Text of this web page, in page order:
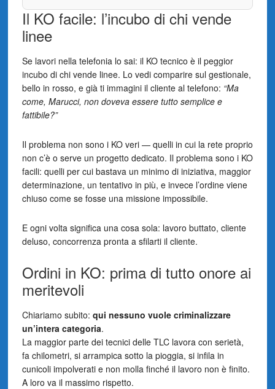
Il KO facile: l’incubo di chi vende
linee
Se lavori nella telefonia lo sai: il KO tecnico è il peggior
incubo di chi vende linee. Lo vedi comparire sul gestionale,
bello in rosso, e già ti immagini il cliente al telefono: “Ma
come, Marucci, non doveva essere tutto semplice e
fattibile?”
Il problema non sono i KO veri — quelli in cui la rete proprio
non c’è o serve un progetto dedicato. Il problema sono i KO
facili: quelli per cui bastava un minimo di iniziativa, maggior
determinazione, un tentativo in più, e invece l’ordine viene
chiuso come se fosse una missione impossibile.
E ogni volta significa una cosa sola: lavoro buttato, cliente
deluso, concorrenza pronta a sfilarti il cliente.
Ordini in KO: prima di tutto onore ai
meritevoli
Chiariamo subito: qui nessuno vuole criminalizzare
un’intera categoria.
La maggior parte dei tecnici delle TLC lavora con serietà,
fa chilometri, si arrampica sotto la pioggia, si infila in
cunicoli impolverati e non molla finché il lavoro non è finito.
A loro va il massimo rispetto.